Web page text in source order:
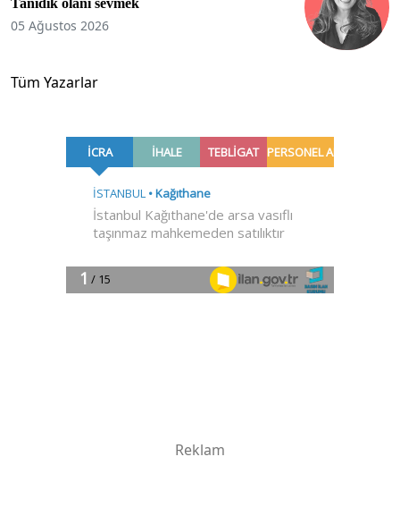
Tanıdık olanı sevmek
05 Ağustos 2026
Tüm Yazarlar